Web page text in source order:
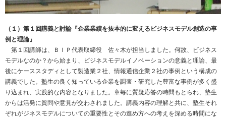
（１）第１回講義と討論『企業業績を抜本的に変えるビジネスモデル創造の事
例と理論』
第１回講師は、ＢＩＰ代表取締役 佐々木が担当しました。何故、ビジネス
モデルなのか？から始まり、ビジネスモデルイノベーションの意義と理論、最
後にケーススタディとして製造業２社、情報通信企業２社の事例という構成の
講義でした。塾生の良く知っている企業を調査・研究した豊富な事例が多く盛
り込まれ、実践的な内容となりました。章毎に質疑応答の時間もとられ、塾生
からは活発に質問や意見が交わされました。講義内容の理解と共に、塾生それ
ぞれがジネスモデルについての重要性とその進め方への考えを深める時間にな